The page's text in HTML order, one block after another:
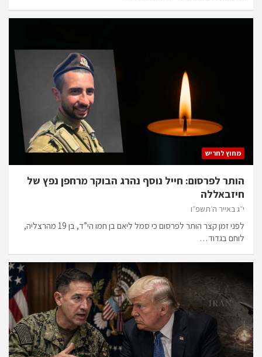
מחוץ לחריש
הותר לפרסום: חייל נוסף נהרג הבוקר מרחפן נפץ של
חיזבאללה
י״ג באייר ה׳תשפ״ו
לפני זמן קצר הותר לפרסום כי סמל ליאם בן חמו הי”ד, בן 19 מהרצליה,
לוחם בגדוד…